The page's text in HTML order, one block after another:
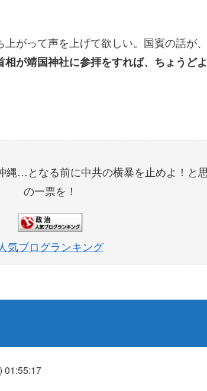
がって声を上げて欲しい。国賓の話が
相が靖国神社に参拝をすれば、ちょうど
縄…となる前に中共の横暴を止めよ！と
の一票を！
人気ブログランキング
01:55:17